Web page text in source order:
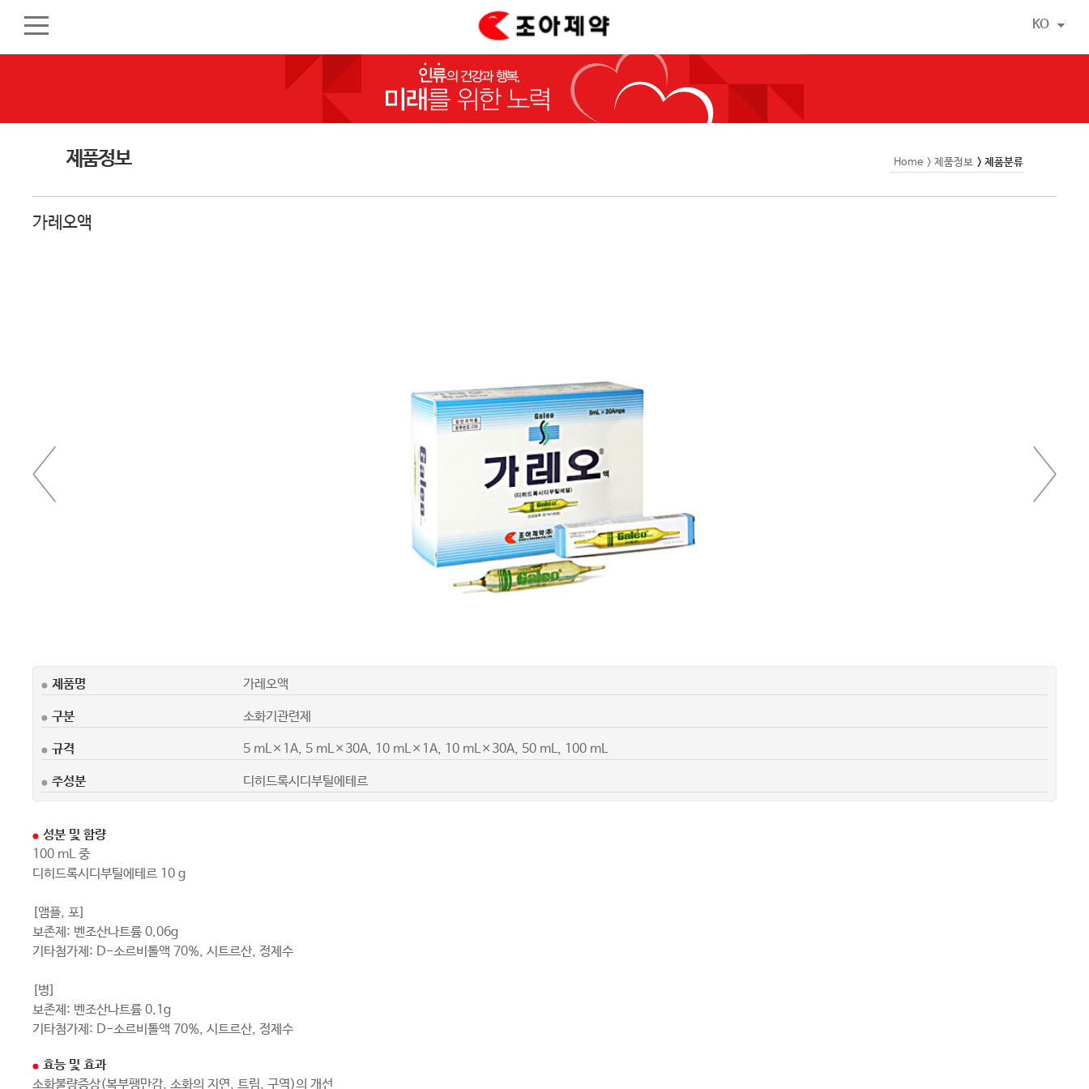
KO
제품정보 Home > 제품정보 > 제품분류
가레오액
제품명 가레오액
구분 소화기관련제
규격 5 mL×1A, 5 mL×30A, 10 mL×1A, 10 mL×30A, 50 mL, 100 mL
주성분 디히드록시디부틸에테르
성분 및 함량
100 mL 중
디히드록시디부틸에테르 10 g
[앰플, 포]
보존제: 벤조산나트륨 0.06g
기타첨가제: D-소르비톨액 70%, 시트르산, 정제수
[병]
보존제: 벤조산나트륨 0.1g
기타첨가제: D-소르비톨액 70%, 시트르산, 정제수
효능 및 효과
소화불량증상(복부팽만감, 소화의 지연, 트림, 구역)의 개선